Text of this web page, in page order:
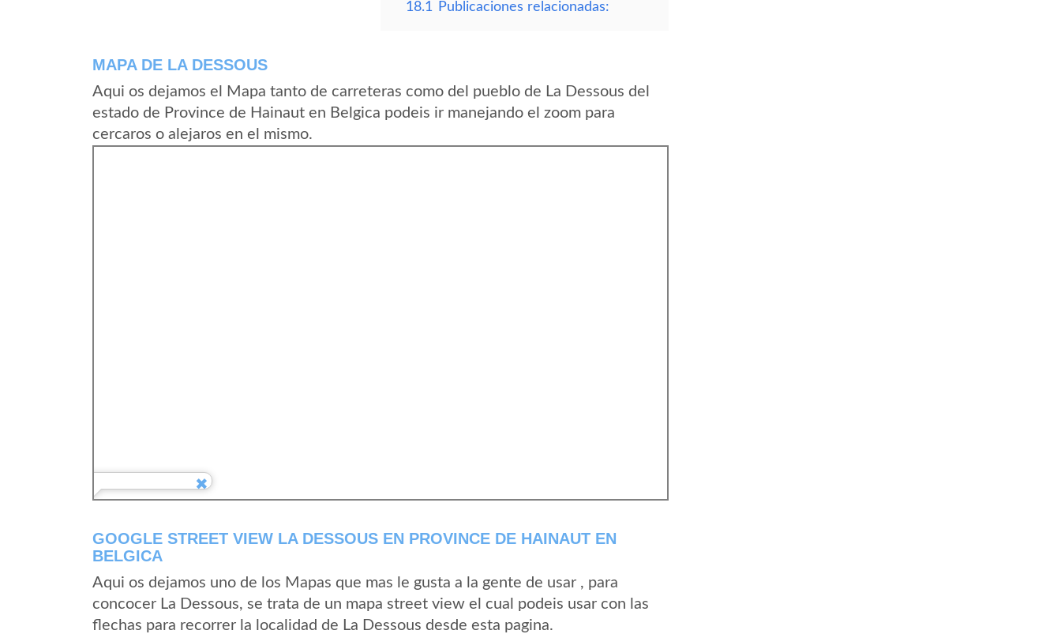
18.1
Publicaciones relacionadas:
MAPA DE LA DESSOUS
Aqui os dejamos el Mapa tanto de carreteras como del pueblo de La Dessous del
estado de Province de Hainaut en Belgica podeis ir manejando el zoom para
cercaros o alejaros en el mismo.
GOOGLE STREET VIEW LA DESSOUS EN PROVINCE DE HAINAUT EN
BELGICA
Aqui os dejamos uno de los Mapas que mas le gusta a la gente de usar , para
concocer La Dessous, se trata de un mapa street view el cual podeis usar con las
flechas para recorrer la localidad de La Dessous desde esta pagina.